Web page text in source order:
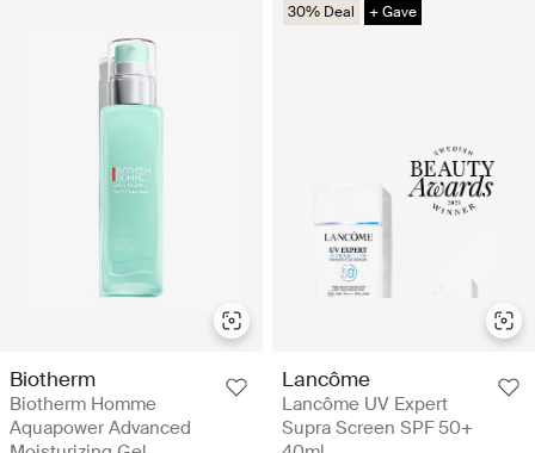
Biotherm
Biotherm Homme
Aquapower Advanced
30% Deal + Gave
Lancôme
Lancôme UV Expert
Supra Screen SPF 50+